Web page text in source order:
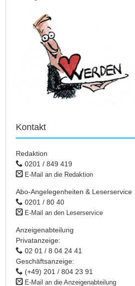
Kontakt
Redaktion
0201 / 849 419
E-Mail an die Redaktion
Abo-Angelegenheiten & Leserservice
0201 / 80 40
E-Mail an den Leserservice
Anzeigenabteilung
Privatanzeige:
02 01 / 8 04 24 41
Geschäftsanzeige:
(+49) 201 / 804 23 91
E-Mail an die Anzeigenabteilung